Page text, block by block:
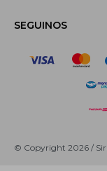
SEGUINOS
© Copyright 2026 /